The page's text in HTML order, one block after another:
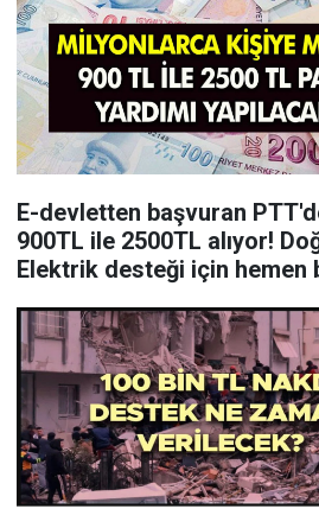
E-devletten başvuran
900TL ile 2500TL alıyor!
Elektrik desteği için hemen